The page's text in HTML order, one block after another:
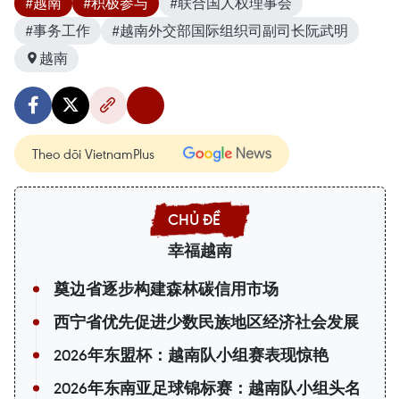
#事务工作
#越南外交部国际组织司副司长阮武明
越南
Theo dõi VietnamPlus
幸福越南
奠边省逐步构建森林碳信用市场
西宁省优先促进少数民族地区经济社会发展
2026年东盟杯：越南队小组赛表现惊艳
2026年东南亚足球锦标赛：越南队小组头名